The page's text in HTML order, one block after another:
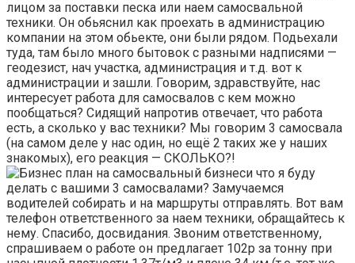
лицом за поставки песка или наем самосвальной
техники. Он обьяснил как проехать в администрацию
компании на этом обьекте, они были рядом. Подьехали
туда, там было много бытовок с разными надписями —
геодезист, нач участка, администрация и т.д. вот к
администрации и зашли. Говорим, здравствуйте, нас
интересует работа для самосвалов с кем можно
пообщаться? Сидящий напротив отвечает, что работа
есть, а сколько у вас техники? Мы говорим 3 самосвала
(на самом деле у нас один, но ещё 2 таких же у наших
знакомых), его реакция — СКОЛЬКО?!
и что я буду
делать с вашими 3 самосвалами? Замучаемся
водителей собирать и на маршруты отправлять. Вот вам
телефон ответственного за наем техники, обращайтесь к
нему. Спасибо, досвидания. Звоним ответственному,
спрашиваем о работе он предлагает 102р за тонну при